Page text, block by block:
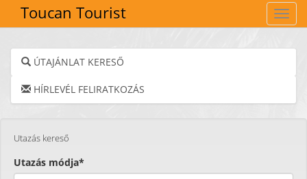
Toucan Tourist
ÚTAJÁNLAT KERESŐ
HÍRLEVÉL FELIRATKOZÁS
Utazás kereső
Utazás módja*